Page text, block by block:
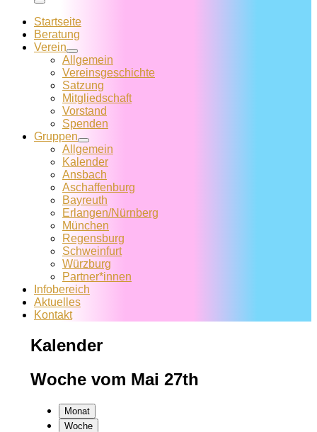
Menü
Startseite
Beratung
Verein
Allgemein
Vereins­geschichte
Satzung
Mitglied­schaft
Vorstand
Spenden
Gruppen
Allgemein
Kalender
Ansbach
Aschaffenburg
Bayreuth
Erlangen/Nürnberg
München
Regensburg
Schweinfurt
Würzburg
Partner*innen
Infobereich
Aktuelles
Kontakt
Kalender
Woche vom Mai 27th
Monat
Woche